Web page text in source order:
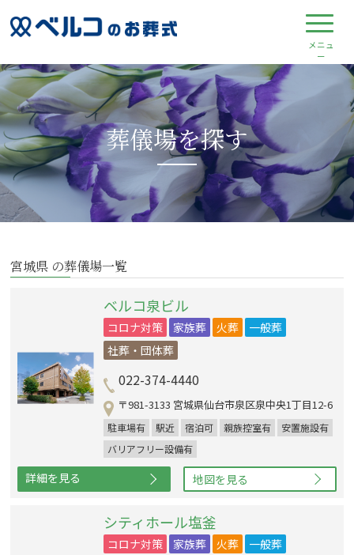
葬儀場を探す
宮城県 の葬儀場一覧
ベルコ泉ビル
コロナ対策 家族葬 火葬
一般葬
社葬・団体葬
022-374-4440
〒981-3133 宮城県仙台市泉区泉中央1丁目12-6
駐車場有 駅近 宿泊可 親族控室有
安置施設有
バリアフリー設備有
詳細を見る 地図を見る
シティホール塩釜
コロナ対策 家族葬 火葬
一般葬